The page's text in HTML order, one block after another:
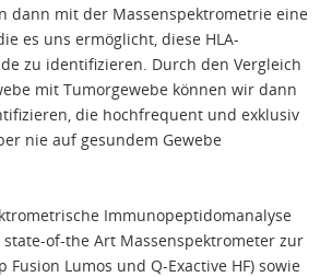
dann mit der Massenspektrometrie eine
es uns ermöglicht, diese HLA-
zu identifizieren. Durch den Vergleich
mit Tumorgewebe können wir dann
die hochfrequent und exklusiv
nie auf gesundem Gewebe
Immunopeptidomanalyse
of-the Art Massenspektrometer zur
Lumos und Q-Exactive HF) sowie